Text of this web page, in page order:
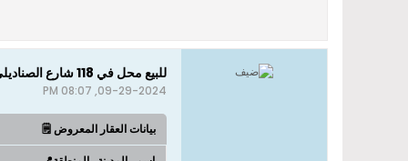
للبيع محل في 118 شارع الصناديلي
09-29-2024, 08:07 PM
بيانات العقار المعروض 🗒️